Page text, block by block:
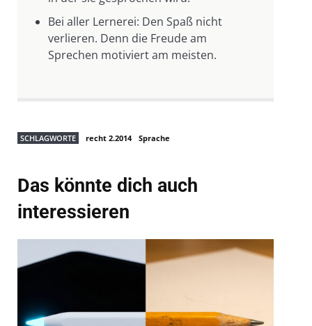
Bei aller Lernerei: Den Spaß nicht
verlieren. Denn die Freude am
Sprechen motiviert am meisten.
SCHLAGWORTE recht 2.2014 Sprache
Das könnte dich auch
interessieren